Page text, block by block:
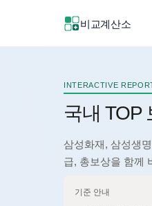
비교계산소
INTERACTIVE
국내 TOP
삼성화재, 삼성생
급, 총보상을 함께
기준 안내